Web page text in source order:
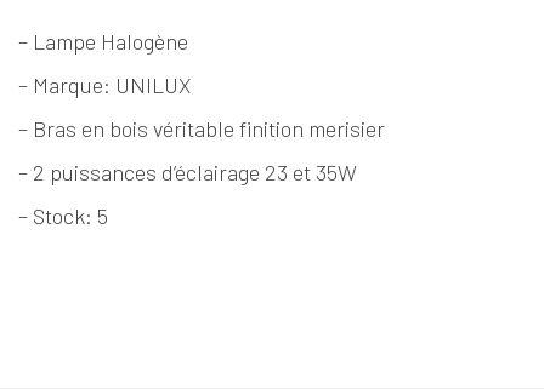
– Lampe Halogène
– Marque: UNILUX
– Bras en bois véritable finition merisier
– 2 puissances d’éclairage 23 et 35W
– Stock: 5